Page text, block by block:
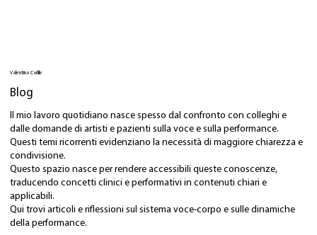
Valentina Carlile
Blog
Il mio lavoro quotidiano nasce spesso dal confronto con colleghi e
dalle domande di artisti e pazienti sulla voce e sulla performance.
Questi temi ricorrenti evidenziano la necessità di maggiore chiarezza e
condivisione.
Questo spazio nasce per rendere accessibili queste conoscenze,
traducendo concetti clinici e performativi in contenuti chiari e
applicabili.
Qui trovi articoli e riflessioni sul sistema voce-corpo e sulle dinamiche
della performance.